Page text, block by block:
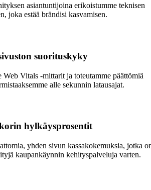
asiantuntijoina erikoistumme teknisen
joka estää brändisi kasvamisen.
suorituskyky
Vitals -mittarit ja toteutamme päättömiä
alle sekunnin latausajat.
hylkäysprosentit
yhden sivun kassakokemuksia, jotka
kaupankäynnin kehityspalveluja varten.